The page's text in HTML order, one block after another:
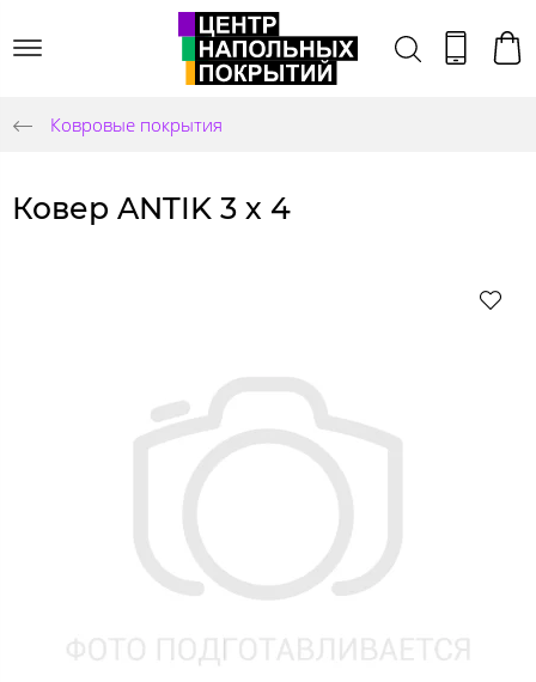
Ковровые покрытия
Ковер ANTIK 3 х 4